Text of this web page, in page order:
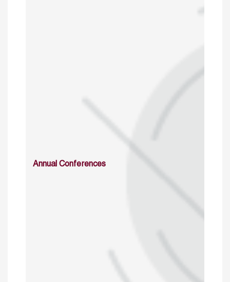
Annual Conferences